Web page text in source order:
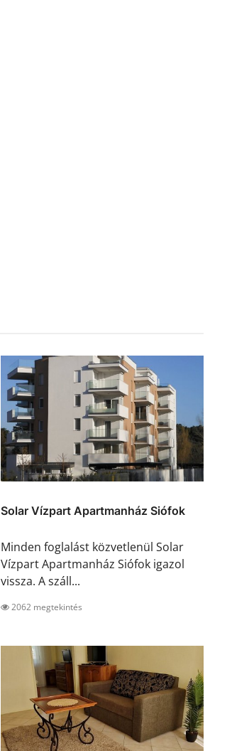
Solar Vízpart Apartmanház Siófok
Minden foglalást közvetlenül Solar
Vízpart Apartmanház Siófok igazol
vissza. A száll...
2062 megtekintés